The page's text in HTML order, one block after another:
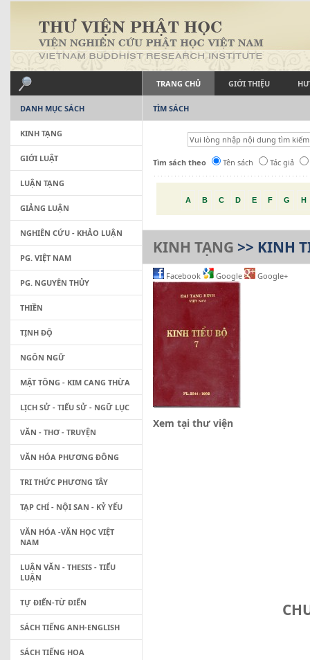
TRANG CHỦ GIỚI THIỆU
TÌM SÁCH
Tìm sách theo Tên sách Tác giả
A B C D E F G H
KINH TẠNG >> KINH
Facebook Google Google+
Xem tại thư viện
DANH MỤC SÁCH
KINH TẠNG
GIỚI LUẬT
LUẬN TẠNG
GIẢNG LUẬN
NGHIÊN CỨU - KHẢO LUẬN
PG. VIỆT NAM
PG. NGUYÊN THỦY
THIỀN
TỊNH ĐỘ
NGÔN NGỮ
MẬT TÔNG - KIM CANG THỪA
LỊCH SỬ - TIỂU SỬ - NGỮ LỤC
VĂN - THƠ - TRUYỆN
VĂN HÓA PHƯƠNG ĐÔNG
TRI THỨC PHƯƠNG TÂY
TẠP CHÍ - NỘI SAN - KỶ YẾU
VĂN HÓA -VĂN HỌC VIỆT
NAM
LUẬN VĂN - THESIS - TIỂU
LUẬN
TỰ ĐIỂN-TỪ ĐIỂN
SÁCH TIẾNG ANH-ENGLISH
SÁCH TIẾNG HOA